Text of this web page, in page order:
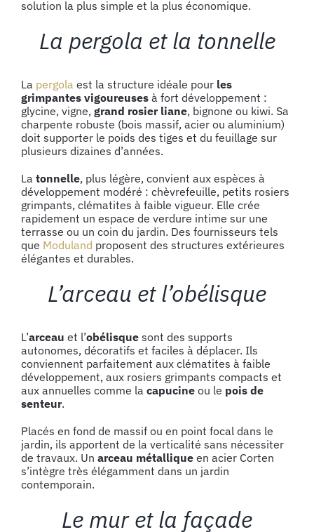
solution la plus simple et la plus économique.
La pergola et la tonnelle
La pergola est la structure idéale pour les
grimpantes vigoureuses à fort développement :
glycine, vigne, grand rosier liane, bignone ou kiwi. Sa
charpente robuste (bois massif, acier ou aluminium)
doit supporter le poids des tiges et du feuillage sur
plusieurs dizaines d’années.
La tonnelle, plus légère, convient aux espèces à
développement modéré : chèvrefeuille, petits rosiers
grimpants, clématites à faible vigueur. Elle crée
rapidement un espace de verdure intime sur une
terrasse ou un coin du jardin. Des fournisseurs tels
que Moduland proposent des structures extérieures
élégantes et durables.
L’arceau et l’obélisque
L’arceau et l’obélisque sont des supports
autonomes, décoratifs et faciles à déplacer. Ils
conviennent parfaitement aux clématites à faible
développement, aux rosiers grimpants compacts et
aux annuelles comme la capucine ou le pois de
senteur.
Placés en fond de massif ou en point focal dans le
jardin, ils apportent de la verticalité sans nécessiter
de travaux. Un arceau métallique en acier Corten
s’intègre très élégamment dans un jardin
contemporain.
Le mur et la façade